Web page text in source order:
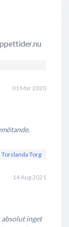
dietister
även
många
hos Nordic
att man
under
01 Mar 2020
Torg
14 Aug 2021
absolut inget